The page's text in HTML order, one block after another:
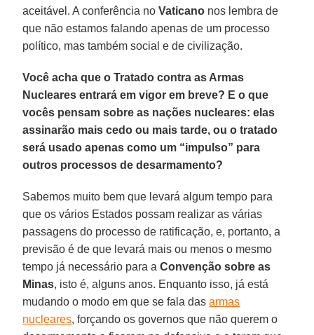
aceitável. A conferência noVaticano nos lembra de
que não estamos falando apenas de um processo
político, mas também social e de civilização.
Você acha que o Tratado contra as Armas
Nucleares entrará em vigor em breve? E o que
vocês pensam sobre as nações nucleares: elas
assinarão mais cedo ou mais tarde, ou o tratado
será usado apenas como um “impulso” para
outros processos de desarmamento?
Sabemos muito bem que levará algum tempo para
que os vários Estados possam realizar as várias
passagens do processo de ratificação, e, portanto, a
previsão é de que levará mais ou menos o mesmo
tempo já necessário para aConvenção sobre as
Minas, isto é, alguns anos. Enquanto isso, já está
mudando o modo em que se fala dasarmas
nucleares, forçando os governos que não querem o